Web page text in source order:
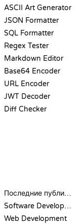
ASCII Art Generator
JSON Formatter
SQL Formatter
Regex Tester
Markdown Editor
Base64 Encoder
URL Encoder
JWT Decoder
Diff Checker
Последние публикации
Software Development
Web Development